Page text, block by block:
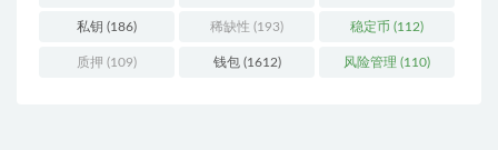
私钥 (186) 稀缺性 (193) 稳定币 (112)
质押 (109) 钱包(1612) 风险管理 (110)